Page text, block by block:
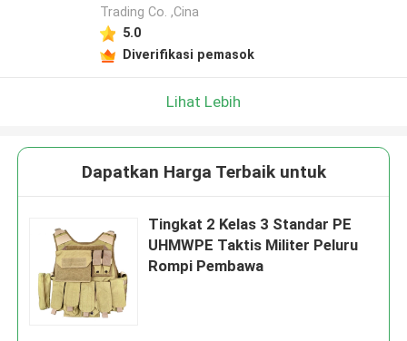
Trading Co. ,Cina
5.0
Diverifikasi pemasok
Lihat Lebih
Dapatkan Harga Terbaik untuk
Tingkat 2 Kelas 3 Standar PE
UHMWPE Taktis Militer Peluru
Rompi Pembawa